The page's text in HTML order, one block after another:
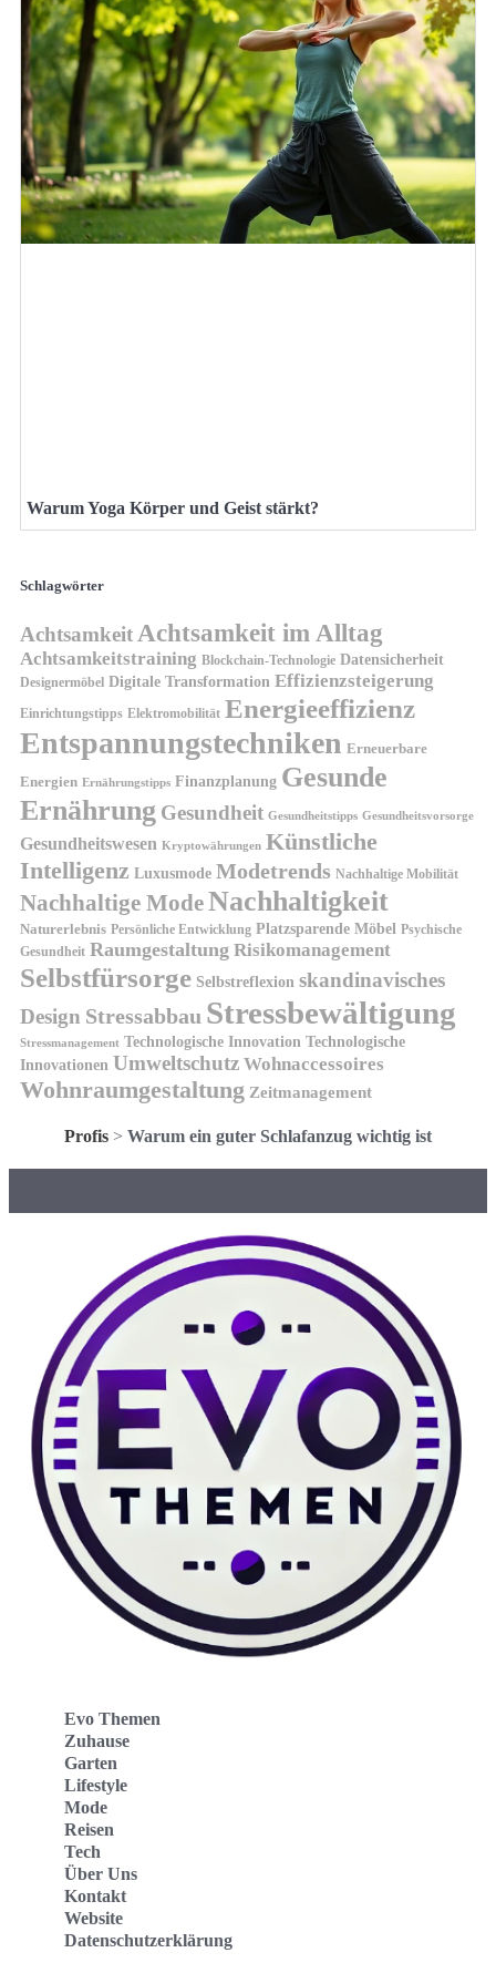
Warum Yoga Körper und Geist stärkt?
Schlagwörter
AchtsamkeitAchtsamkeit im Alltag
Achtsamkeitstraining Blockchain-Technologie Datensicherheit
Designermöbel Digitale Transformation Effizienzsteigerung
Einrichtungstipps Elektromobilität Energieeffizienz
Entspannungstechniken Erneuerbare
Energien Ernährungstipps Finanzplanung Gesunde
Ernährung Gesundheit Gesundheitstipps Gesundheitsvorsorge
Gesundheitswesen Kryptowährungen Künstliche
Intelligenz Luxusmode Modetrends Nachhaltige Mobilität
Nachhaltige ModeNachhaltigkeit
Naturerlebnis Persönliche Entwicklung Platzsparende Möbel Psychische
Gesundheit Raumgestaltung Risikomanagement
Selbstfürsorge Selbstreflexion skandinavisches
Design Stressabbau Stressbewältigung
Stressmanagement Technologische Innovation Technologische
Innovationen Umweltschutz Wohnaccessoires
Wohnraumgestaltung Zeitmanagement
Profis > Warum ein guter Schlafanzug wichtig ist
Evo Themen
Zuhause
Garten
Lifestyle
Mode
Reisen
Tech
Über Uns
Kontakt
Website
Datenschutzerklärung